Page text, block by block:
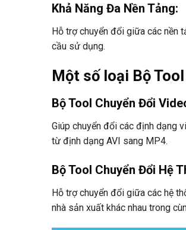
Khả Năng Đa Nền Tảng:
Hỗ trợ chuyển đổi giữa các nền
cầu sử dụng.
Một số loại Bộ
Bộ Tool Chuyển Đổi
Giúp chuyển đổi các định dạng
từ định dạng AVI sang MP4.
Bộ Tool Chuyển Đổi Hệ
Hỗ trợ chuyển đổi giữa các hệ
nhà sản xuất khác nhau trong